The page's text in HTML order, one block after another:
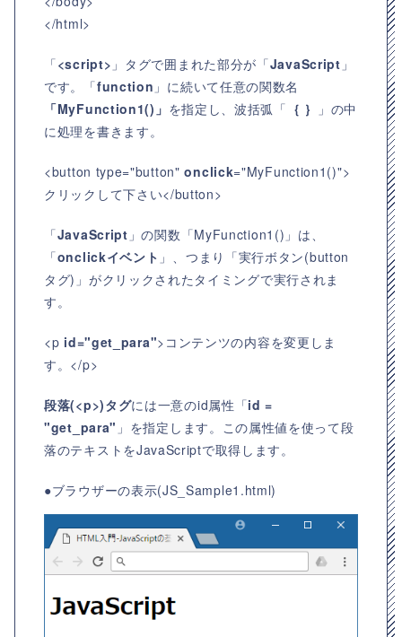
</html>
「<script> 」タグで囲まれた部分が「JavaScript 」
です。「function 」に続いて任意の関数名
「MyFunction1()」 を指定し、波括弧「 ｛ ｝
」の中
に処理を書きます。
<button type="button"onclick="MyFunction1()">
クリックして下さい</button>
「JavaScript 」の関数「MyFunction1()」は、
「onclickイベント 」、つまり「実行ボタン(button
タグ)」がクリックされたタイミングで実行されま
す。
<p id="get_para">コンテンツの内容を変更しま
す。</p>
段落(<p>)タグには一意のid属性「id =
"get_para" 」を指定します。この属性値を使って段
落のテキストをJavaScriptで取得します。
●ブラウザーの表示(JS_Sample1.html)